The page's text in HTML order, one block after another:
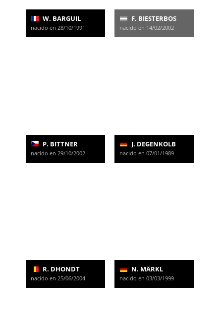
W. BARGUIL
nacido en 28/10/1991
F. BIESTERBOS
nacido en 14/02/2002
P. BITTNER
nacido en 29/10/2002
J. DEGENKOLB
nacido en 07/01/1989
R. DHONDT
nacido en 25/06/2004
N. MÄRKL
nacido en 03/03/1999